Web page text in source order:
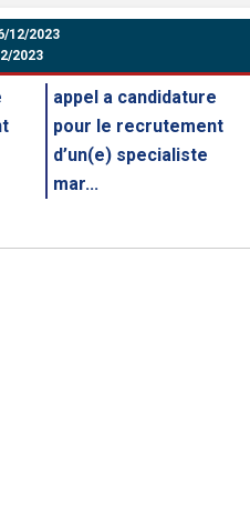
12/2023
2023
appel a candidature
pour le recrutement
d’un(e) specialiste
mar...